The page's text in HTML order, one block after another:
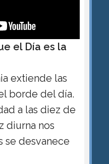
el Día es la
extiende las
borde del día.
a las diez de
diurna nos
se desvanece